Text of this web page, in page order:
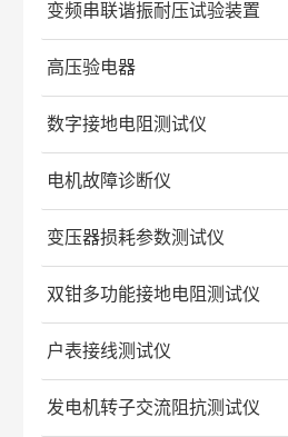
变频串联谐振耐压试验装置
高压验电器
数字接地电阻测试仪
电机故障诊断仪
变压器损耗参数测试仪
双钳多功能接地电阻测试仪
户表接线测试仪
发电机转子交流阻抗测试仪